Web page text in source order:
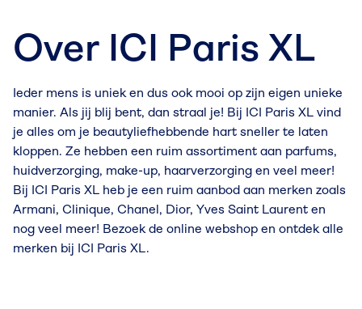
Over ICI Paris XL
Ieder mens is uniek en dus ook mooi op zijn eigen unieke
manier. Als jij blij bent, dan straal je! Bij ICI Paris XL vind
je alles om je beautyliefhebbende hart sneller te laten
kloppen. Ze hebben een ruim assortiment aan parfums,
huidverzorging, make-up, haarverzorging en veel meer!
Bij ICI Paris XL heb je een ruim aanbod aan merken zoals
Armani, Clinique, Chanel, Dior, Yves Saint Laurent en
nog veel meer! Bezoek de online webshop en ontdek alle
merken bij ICI Paris XL.